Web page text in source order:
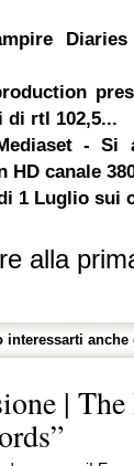
di rtl 102,5...
- Si
HD canale
1 Luglio sui
alla
interessarti
|